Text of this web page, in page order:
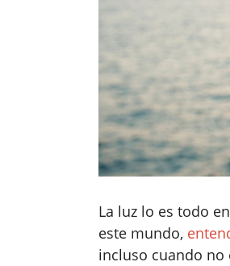
La luz lo es todo
este mundo,
incluso cuando no